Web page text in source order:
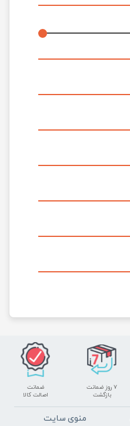
۷ روز ضمانت
بازگشت
ضمانت
اصالت کالا
منوی سایت